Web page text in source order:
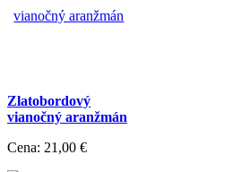
Zlatobordový
vianočný aranžmán
Cena: 21,00 €